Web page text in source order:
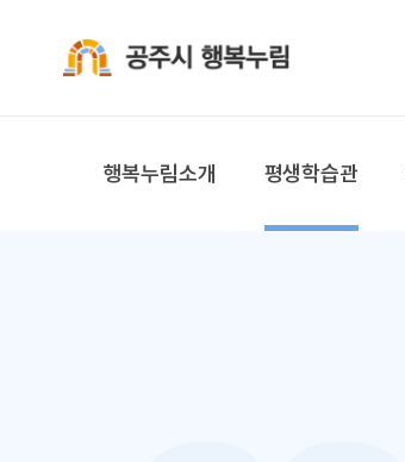
행복누림소개 평생학습관